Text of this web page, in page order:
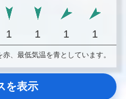
1 1 1 1
、最低気温を青としています。
を表示